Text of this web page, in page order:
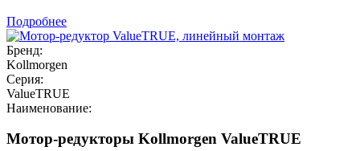
Подробнее
Бренд:
Kollmorgen
Серия:
ValueTRUE
Наименование:
Мотор-редукторы Kollmorgen ValueTRUE